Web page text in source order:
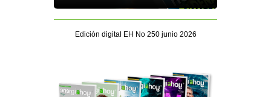
Edición digital EH No 250 junio 2026